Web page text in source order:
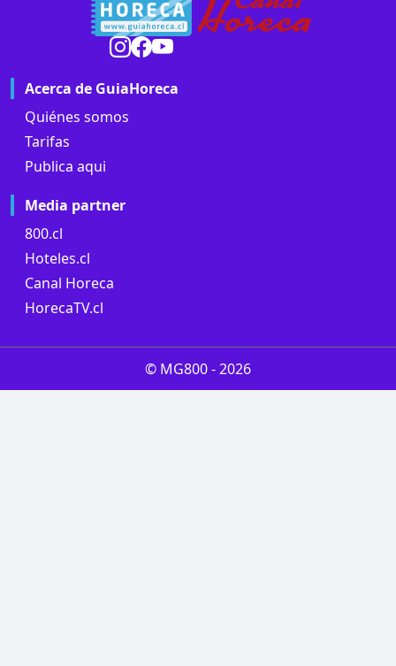
Acerca de GuiaHoreca
Quiénes somos
Tarifas
Publica aqui
Media partner
800.cl
Hoteles.cl
Canal Horeca
HorecaTV.cl
© MG800 -2026